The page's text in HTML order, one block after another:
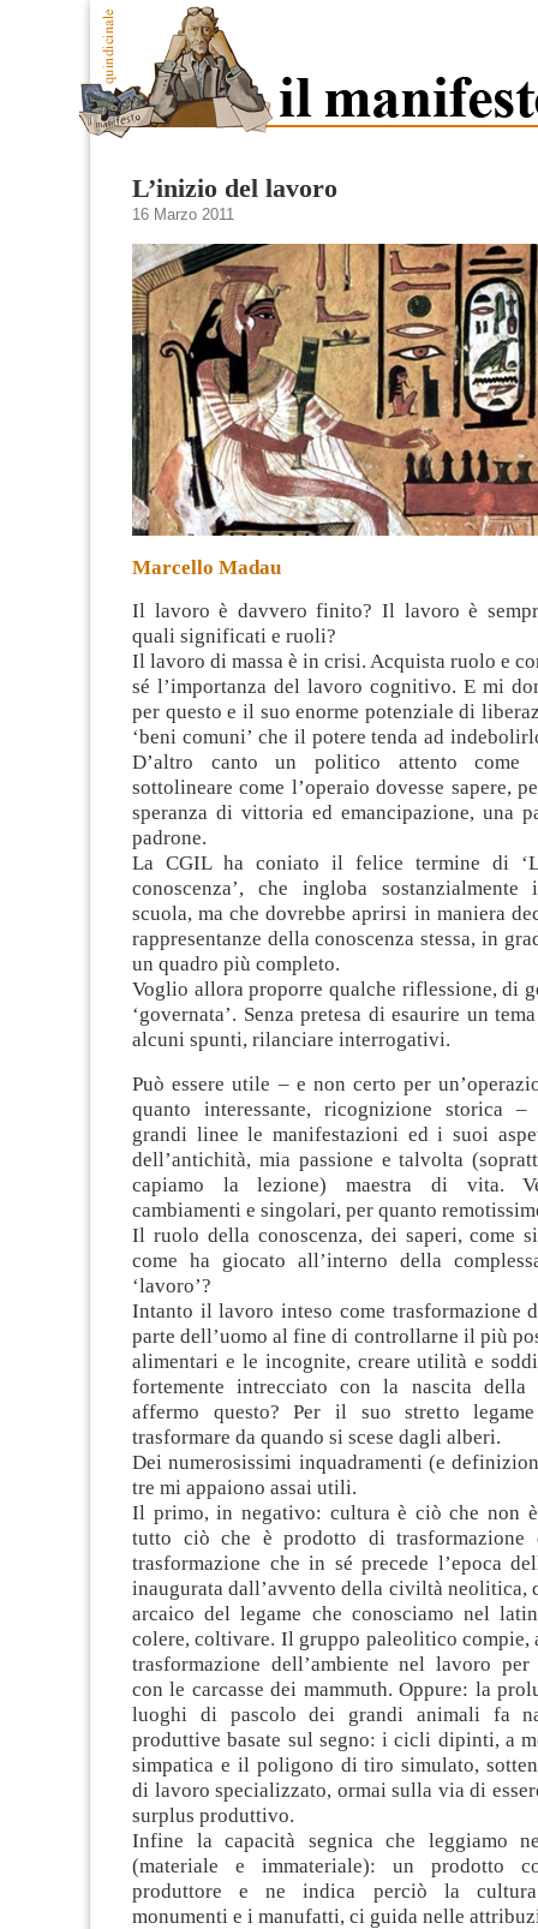
L’inizio del lavoro
16 Marzo 2011
Marcello Madau
Il lavoro è davvero finito? Il lavoro è
quali significati e ruoli?
Il lavoro di massa è in crisi. Acquista ruolo e
sé l’importanza del lavoro cognitivo. E mi
per questo e il suo enorme potenziale di
‘beni comuni’ che il potere tenda ad
D’altro canto un politico attento come
sottolineare come l’operaio dovesse sapere,
speranza di vittoria ed emancipazione, una
padrone.
La CGIL ha coniato il felice termine di
conoscenza’, che ingloba
scuola, ma che dovrebbe aprirsi in maniera
rappresentanze della conoscenza stessa, in
un quadro più completo.
Voglio allora proporre qualche riflessione, di
‘governata’. Senza pretesa di esaurire un
alcuni spunti, rilanciare interrogativi.
Può essere utile – e non certo per
quanto interessante, ricognizione storica –
grandi linee le manifestazioni ed i suoi
dell’antichità, mia passione e talvolta
capiamo la lezione) maestra di vita.
cambiamenti e singolari, per quanto
Il ruolo della conoscenza, dei saperi, come
come ha giocato all’interno della
‘lavoro’?
Intanto il lavoro inteso come trasformazione
parte dell’uomo al fine di controllarne il più
alimentari e le incognite, creare utilità e
fortemente intrecciato con la nascita della
affermo questo? Per il suo stretto
trasformare da quando si scese dagli alberi.
Dei numerosissimi inquadramenti (e
tre mi appaiono assai utili.
Il primo, in negativo: cultura è ciò che non
tutto ciò che è prodotto di trasformazione
trasformazione che in sé precede l’epoca
inaugurata dall’avvento della civiltà neolitica,
arcaico del legame che conosciamo nel
colere, coltivare. Il gruppo paleolitico compie,
trasformazione dell’ambiente nel lavoro
con le carcasse dei mammuth. Oppure: la
luoghi di pascolo dei grandi animali fa
produttive basate sul segno: i cicli dipinti, a
simpatica e il poligono di tiro simulato,
di lavoro specializzato, ormai sulla via di
surplus produttivo.
Infine la capacità segnica che leggiamo
(materiale e immateriale): un prodotto
produttore e ne indica perciò la
monumenti e i manufatti, ci guida nelle